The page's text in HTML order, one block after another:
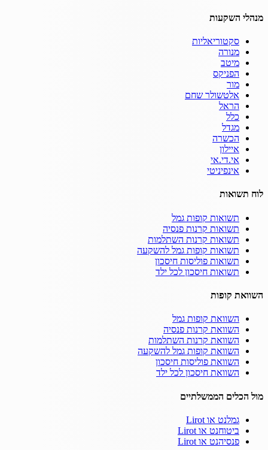
מנהלי השקעות
סקטוריאליות
מנורה
מיטב
הפניקס
מור
אלטשולר שחם
הראל
כלל
מגדל
הכשרה
איילון
אי.די.אי
אינפיניטי
לוח תשואות
תשואות קופות גמל
תשואות קרנות פנסיה
תשואות קרנות השתלמות
תשואות קופות גמל להשקעה
תשואות פוליסות חיסכון
תשואות חיסכון לכל ילד
השוואת קופות
השוואת קופות גמל
השוואת קרנות פנסיה
השוואת קרנות השתלמות
השוואת קופות גמל להשקעה
השוואת פוליסות חיסכון
השוואת חיסכון לכל ילד
מול הכלים הממשלתיים
גמלנט או Lirot
ביטוחנט או Lirot
פנסיהנט או Lirot